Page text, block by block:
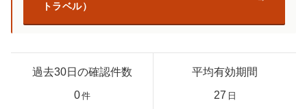
トラベル）
過去30日の確認件数
0件
平均有効期間
27 日